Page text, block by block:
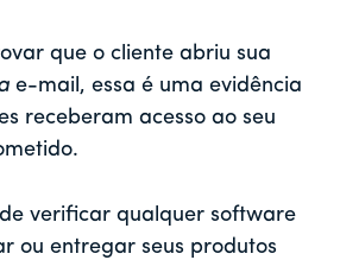
que o cliente abriu sua
e-mail, essa é uma evidência
receberam acesso ao seu
verificar qualquer software
ou entregar seus produtos